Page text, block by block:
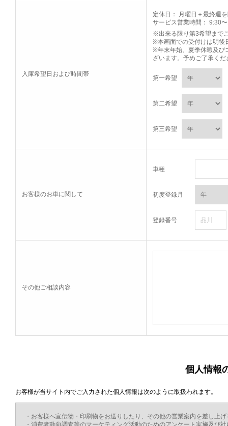
入庫希望日および時間帯
定休日： 月曜日＋最終週
サービス営業時間： 9:30
※出来る限り第3希望まで
※本画面での受付けは明後
※年末年始、夏季休暇及び
ざいます。予めご了承くだ
第一希望
第二希望
第三希望
お客様のお車に関して
車種
初度登録月
登録番号
その他ご相談内容
個人情報
お客様が当サイト内でご入力された個人情報は次のように取扱われます。
・お客様へ宣伝物・印刷物をお送りしたり、その他の営業案内を差し上
・消費者動向調査等のマーケティング活動のためのアンケート実施及び